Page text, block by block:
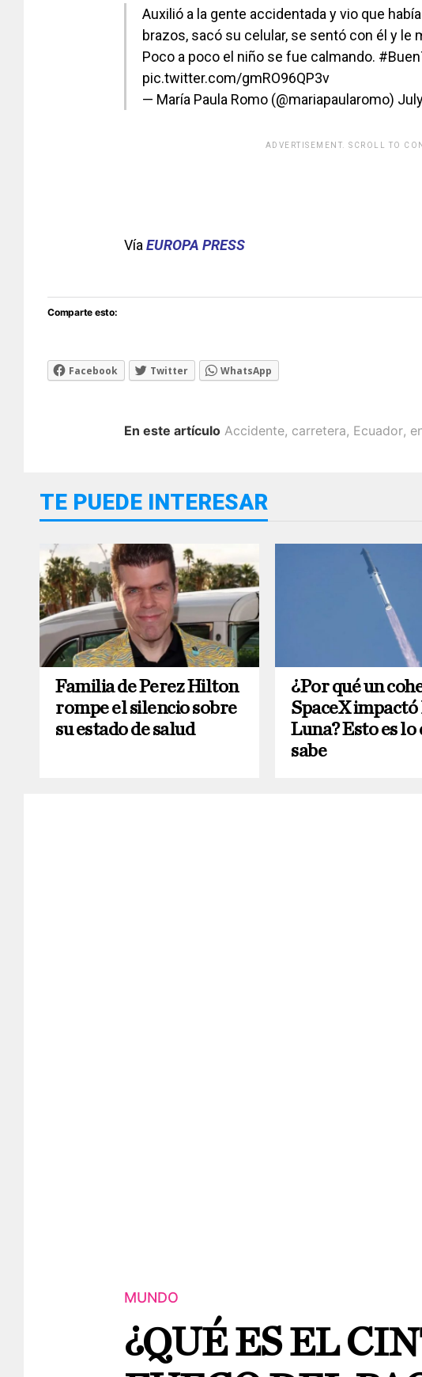
Auxilió a la gente accidentada y vio que
brazos, sacó su celular, se sentó con él y le
Poco a poco el niño se fue calmando.
pic.twitter.com/gmRO96QP3v
— María Paula Romo (@mariapaularomo)
ADVERTISEMENT. SCROLL TO
Vía EUROPA PRESS
Comparte esto:
Facebook Twitter WhatsApp
En este artículo Accidente, carretera, Ecuador,
TE PUEDE INTERESAR
Familia de Perez Hilton
rompe el silencio sobre
su estado de salud
¿Por qué un
SpaceX impactó
Luna? Esto es lo
sabe
MUNDO
¿QUÉ ES EL